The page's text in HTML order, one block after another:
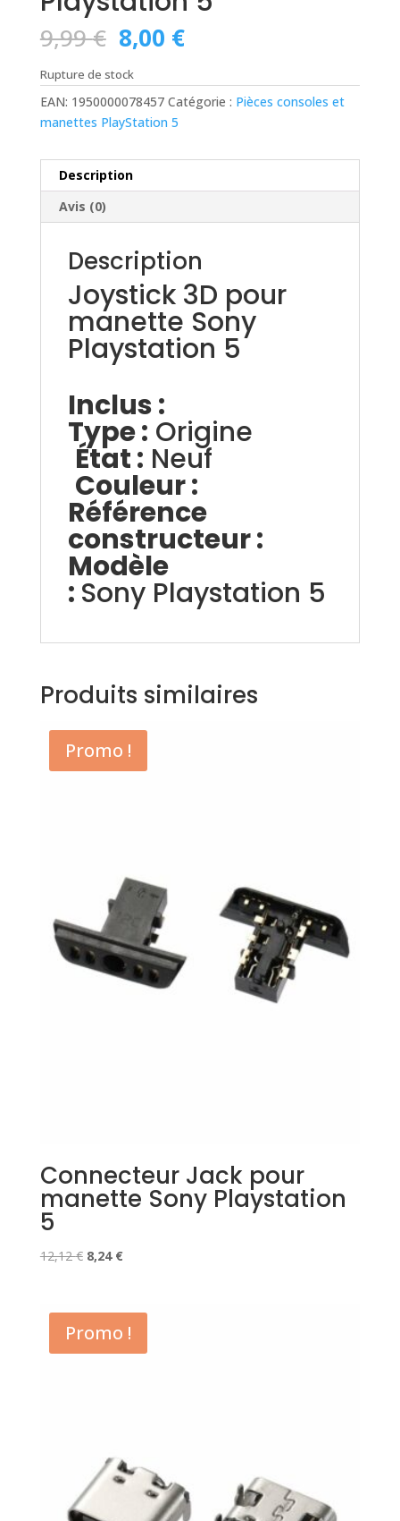
9,99€ Le
prix
initial
était :
9,99 €.
8,00 €Le
prix
actuel
est :
8,00 €.
Rupture de stock
EAN: 1950000078457 Catégorie : Pièces consoles et
manettes PlayStation 5
Description
Avis (0)
Description
Joystick 3D pour
manette Sony
Playstation 5
Inclus :
Type : Origine
État : Neuf
Couleur :
Référence
constructeur :
Modèle
: Sony Playstation 5
Produits similaires
Promo !
Connecteur Jack pour
manette Sony Playstation
5
12,12€ Le
était :
12,12 €.
8,24 €Le
est :
8,24 €.
Promo !